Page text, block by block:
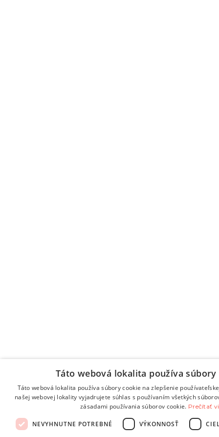
Táto webová lokalita používa súbory
Táto webová lokalita používa súbory cookie na zlepšenie
našej webovej lokality vyjadrujete súhlas s používaním všetkých
zásadami používania súborov cookie. Prečítať
NEVYHNUTNE POTREBNÉ VÝKONNOSŤ